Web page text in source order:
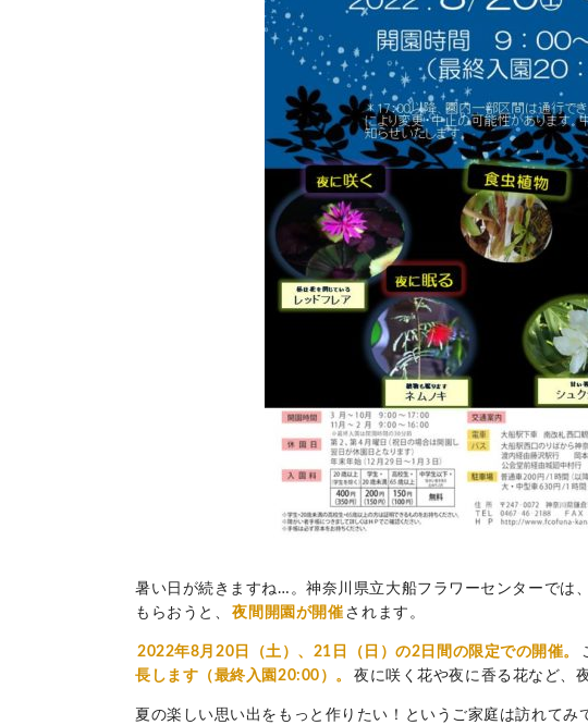
暑い日が続きますね…。神奈川県立大船フラワーセンターでは
もらおうと、
夜間開園が開催 されます。
2022年8月20日（土）、21日（日）の2日間の限定での開催。
長します（最終入園20:00）。
夜に咲く花や夜に香る花など、
夏の楽しい思い出をもっと作りたい！というご家庭は訪れてみ